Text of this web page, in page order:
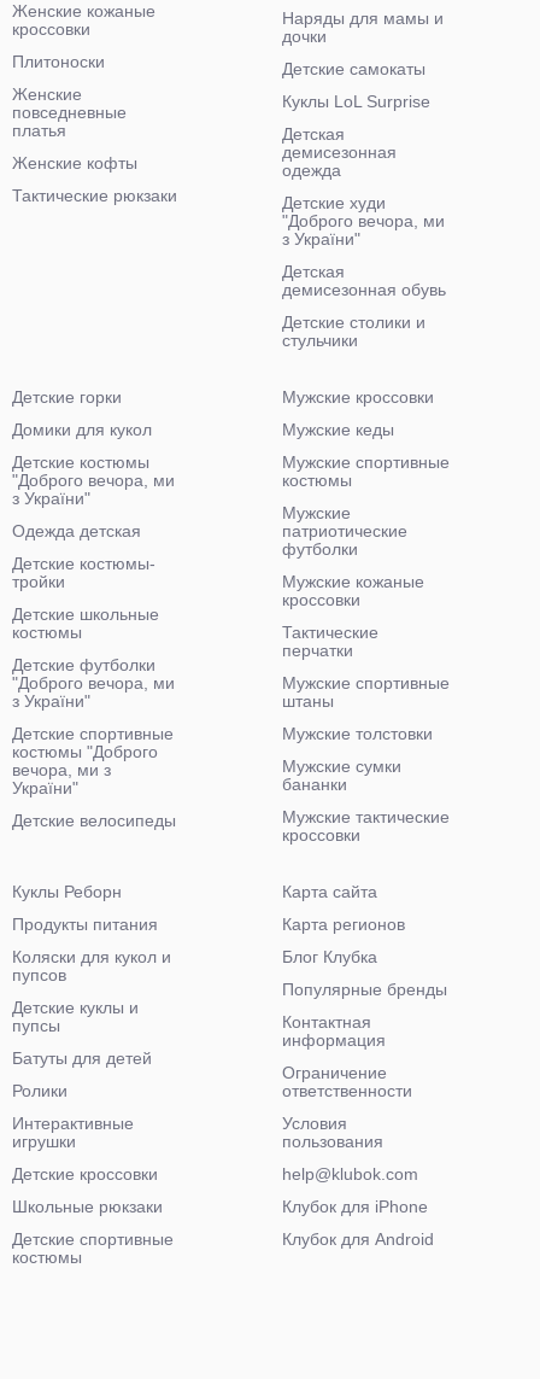
Женские кожаные
кроссовки
Плитоноски
Женские
повседневные
платья
Женские кофты
Тактические рюкзаки
Наряды для мамы и
дочки
Детские самокаты
Куклы LoL Surprise
Детская
демисезонная
одежда
Детские худи
"Доброго вечора, ми
з України"
Детская
демисезонная обувь
Детские столики и
стульчики
Детские горки
Домики для кукол
Детские костюмы
"Доброго вечора, ми
з України"
Одежда детская
Детские костюмы-
тройки
Детские школьные
костюмы
Детские футболки
"Доброго вечора, ми
з України"
Детские спортивные
костюмы "Доброго
вечора, ми з
України"
Детские велосипеды
Мужские кроссовки
Мужские кеды
Мужские спортивные
костюмы
Мужские
патриотические
футболки
Мужские кожаные
кроссовки
Тактические
перчатки
Мужские спортивные
штаны
Мужские толстовки
Мужские сумки
бананки
Мужские тактические
кроссовки
Куклы Реборн
Продукты питания
Коляски для кукол и
пупсов
Детские куклы и
пупсы
Батуты для детей
Ролики
Интерактивные
игрушки
Детские кроссовки
Школьные рюкзаки
Детские спортивные
костюмы
Карта сайта
Карта регионов
Блог Клубка
Популярные бренды
Контактная
информация
Ограничение
ответственности
Условия
пользования
help@klubok.com
Клубок для iPhone
Клубок для Android